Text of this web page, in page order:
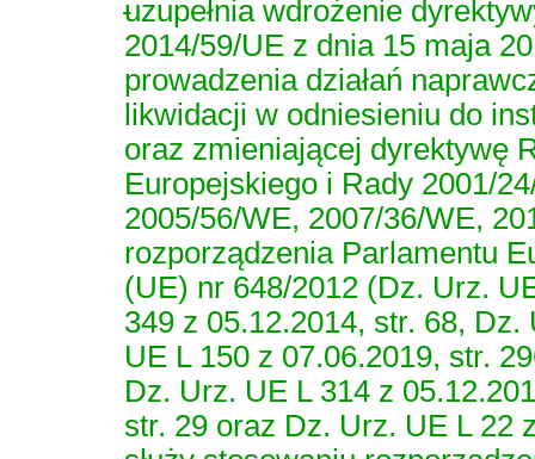
-
uzupełnia wdrożenie
2014/59/UE z dnia 15 maja
prowadzenia działań
likwidacji w odniesieniu do
oraz zmieniającej dyrektywę
Europejskiego i Rady 2001/
2005/56/WE, 2007/36/WE,
rozporządzenia Parlamentu
(UE) nr 648/2012 (Dz. Urz.
349 z 05.12.2014, str. 68,
UE L 150 z 07.06.2019, str.
Dz. Urz. UE L 314 z
str. 29 oraz Dz. Urz. UE L 22